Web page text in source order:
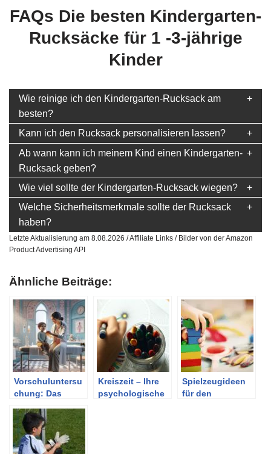
FAQs Die besten Kindergarten-
Rucksäcke für 1 -3-jährige
Kinder
Wie reinige ich den Kindergarten-Rucksack am
besten?
Kann ich den Rucksack personalisieren lassen?
Ab wann kann ich meinem Kind einen Kindergarten-
Rucksack geben?
Wie viel sollte der Kindergarten-Rucksack wiegen?
Welche Sicherheitsmerkmale sollte der Rucksack
haben?
Letzte Aktualisierung am 8.08.2026 / Affiliate Links / Bilder von der Amazon
Product Advertising API
Ähnliche Beiträge:
Vorschuluntersu
chung: Das
Kind zu
Kreiszeit – Ihre
psychologische
Spielzeugideen
für den